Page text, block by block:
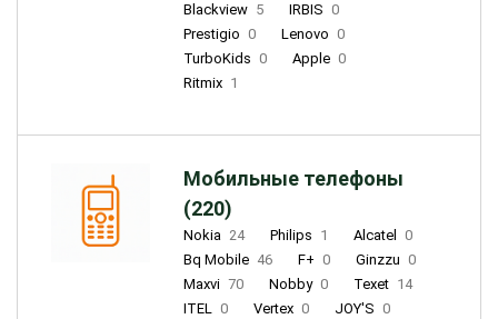
Blackview 5 IRBIS 0
Prestigio 0 Lenovo 0
TurboKids 0 Apple 0
Ritmix 1
Мобильные телефоны
(220)
Nokia 24 Philips 1 Alcatel
0
Bq Mobile 46 F+ 0 Ginzzu 0
Maxvi 70 Nobby 0 Texet 14
ITEL 0 Vertex 0 JOY'S 0